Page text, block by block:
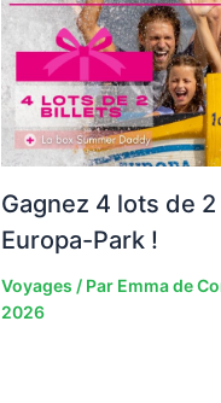
Gagnez 4 lots de
Europa-Park !
Voyages / Par Emma de
2026